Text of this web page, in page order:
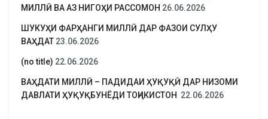
МИЛЛӢ ВА АЗ НИГОҲИ РАССОМОН 26.06.2026
ШУКУҲИ ФАРҲАНГИ МИЛЛӢ ДАР ФАЗОИ СУЛҲУ
ВАҲДАТ 23.06.2026
(no title) 22.06.2026
ВАҲДАТИ МИЛЛӢ – ПАДИДАИ ҲУҚУҚӢ ДАР НИЗОМИ
ДАВЛАТИ ҲУҚУҚБУНЁДИ ТОҶИКИСТОН 22.06.2026